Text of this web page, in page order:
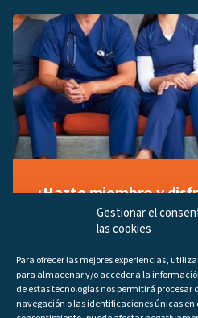
Gestionar el
las cookies
Para ofrecer las mejores experiencias,
para almacenar y/o acceder a la
de estas tecnologías nos permitirá
navegación o las identificaciones únicas en
¡Hazte miembro y
a tu manera!
Regístrate ahora
los últimos programas
Regístrate ahora